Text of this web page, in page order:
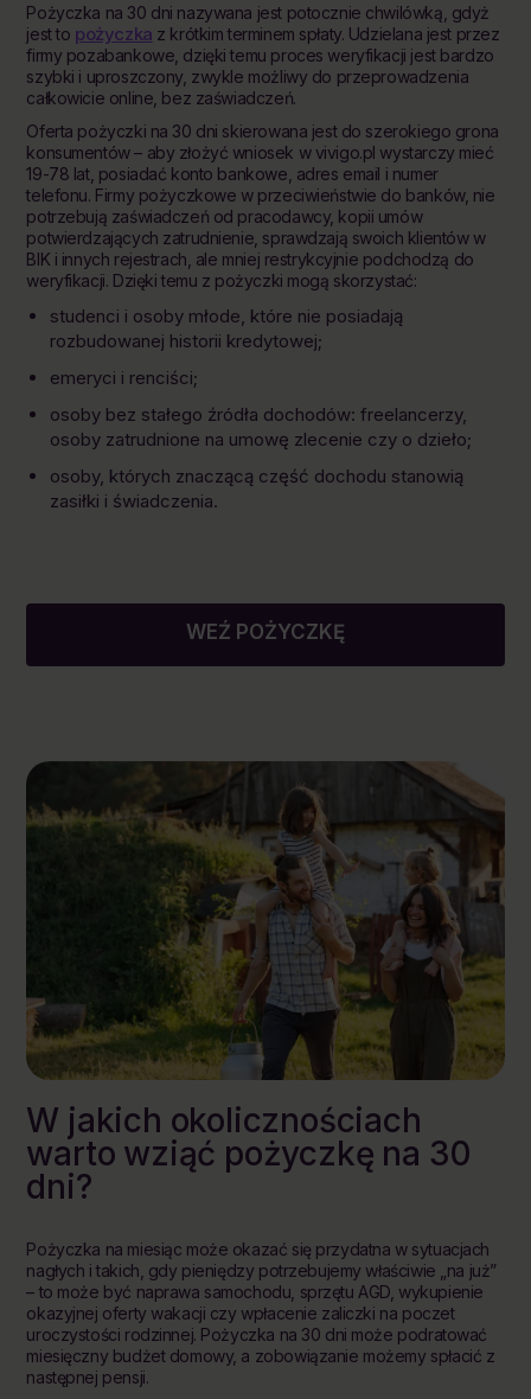
Pożyczka na 30 dni nazywana jest potocznie chwilówką, gdyż
jest to pożyczka z krótkim terminem spłaty. Udzielana jest przez
firmy pozabankowe, dzięki temu proces weryfikacji jest bardzo
szybki i uproszczony, zwykle możliwy do przeprowadzenia
całkowicie online, bez zaświadczeń.
Oferta pożyczki na 30 dni skierowana jest do szerokiego grona
konsumentów – aby złożyć wniosek w vivigo.pl wystarczy mieć
19-78 lat, posiadać konto bankowe, adres email i numer
telefonu. Firmy pożyczkowe w przeciwieństwie do banków, nie
potrzebują zaświadczeń od pracodawcy, kopii umów
potwierdzających zatrudnienie, sprawdzają swoich klientów w
BIK i innych rejestrach, ale mniej restrykcyjnie podchodzą do
weryfikacji. Dzięki temu z pożyczki mogą skorzystać:
studenci i osoby młode, które nie posiadają
rozbudowanej historii kredytowej;
emeryci i renciści;
osoby bez stałego źródła dochodów: freelancerzy,
osoby zatrudnione na umowę zlecenie czy o dzieło;
osoby, których znaczącą część dochodu stanowią
zasiłki i świadczenia.
WEŹ POŻYCZKĘ
W jakich okolicznościach
warto wziąć pożyczkę na 30
dni?
Pożyczka na miesiąc może okazać się przydatna w sytuacjach
nagłych i takich, gdy pieniędzy potrzebujemy właściwie „na już”
– to może być naprawa samochodu, sprzętu AGD, wykupienie
okazyjnej oferty wakacji czy wpłacenie zaliczki na poczet
uroczystości rodzinnej. Pożyczka na 30 dni może podratować
miesięczny budżet domowy, a zobowiązanie możemy spłacić z
następnej pensji.